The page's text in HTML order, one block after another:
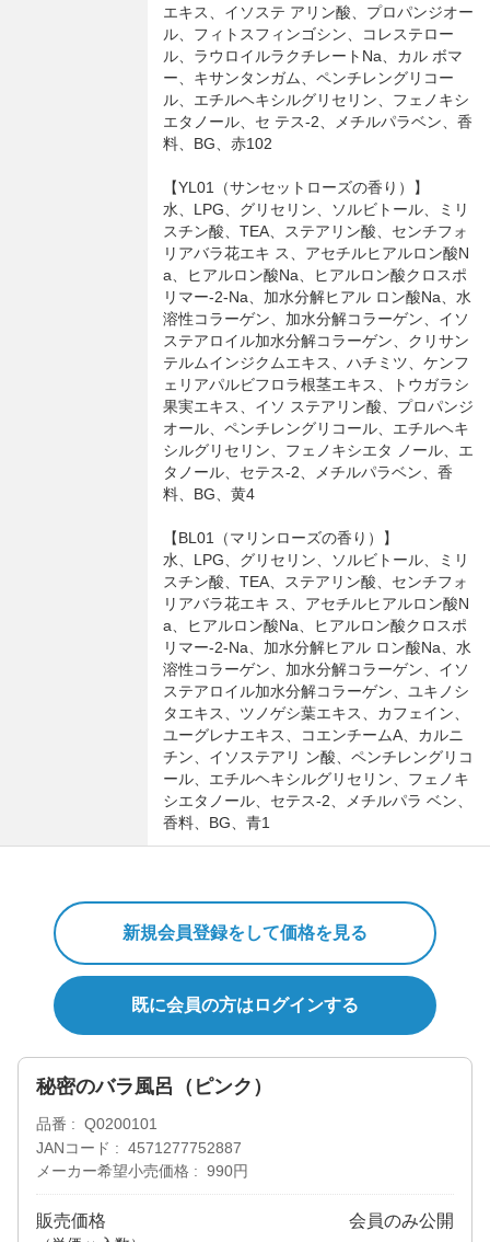
エキス、イソステ アリン酸、プロパンジオー
ル、フィトスフィンゴシン、コレステロー
ル、ラウロイルラクチレートNa、カル ボマ
ー、キサンタンガム、ペンチレングリコー
ル、エチルヘキシルグリセリン、フェノキシ
エタノール、セ テス-2、メチルパラベン、香
料、BG、赤102
【YL01（サンセットローズの香り）】
水、LPG、グリセリン、ソルビトール、ミリ
スチン酸、TEA、ステアリン酸、センチフォ
リアバラ花エキ ス、アセチルヒアルロン酸N
a、ヒアルロン酸Na、ヒアルロン酸クロスポ
リマー-2-Na、加水分解ヒアル ロン酸Na、水
溶性コラーゲン、加水分解コラーゲン、イソ
ステアロイル加水分解コラーゲン、クリサン
テルムインジクムエキス、ハチミツ、ケンフ
ェリアパルビフロラ根茎エキス、トウガラシ
果実エキス、イソ ステアリン酸、プロパンジ
オール、ペンチレングリコール、エチルヘキ
シルグリセリン、フェノキシエタ ノール、エ
タノール、セテス-2、メチルパラベン、香
料、BG、黄4
【BL01（マリンローズの香り）】
水、LPG、グリセリン、ソルビトール、ミリ
スチン酸、TEA、ステアリン酸、センチフォ
リアバラ花エキ ス、アセチルヒアルロン酸N
a、ヒアルロン酸Na、ヒアルロン酸クロスポ
リマー-2-Na、加水分解ヒアル ロン酸Na、水
溶性コラーゲン、加水分解コラーゲン、イソ
ステアロイル加水分解コラーゲン、ユキノシ
タエキス、ツノゲシ葉エキス、カフェイン、
ユーグレナエキス、コエンチームA、カルニ
チン、イソステアリ ン酸、ペンチレングリコ
ール、エチルヘキシルグリセリン、フェノキ
シエタノール、セテス-2、メチルパラ ベン、
香料、BG、青1
新規会員登録をして価格を見る
既に会員の方はログインする
秘密のバラ風呂（ピンク）
品番
Q0200101
JANコード
4571277752887
メーカー希望小売価格
990円
販売価格 会員のみ公開